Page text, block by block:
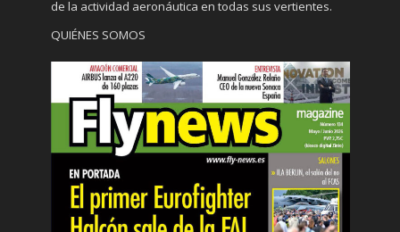
de la actividad aeronáutica en todas sus vertientes.
QUIÉNES SOMOS